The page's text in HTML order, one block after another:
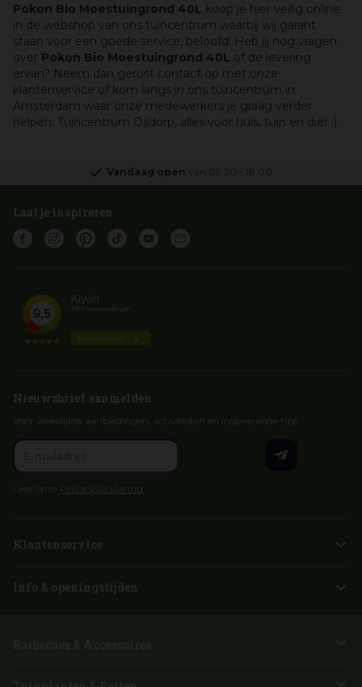
Pokon Bio Moestuingrond 40L koop je hier veilig online
in de webshop van ons tuincentrum waarbij wij garant
staan voor een goede service, beloofd! Heb jij nog vragen
over Pokon Bio Moestuingrond 40L of de levering
ervan? Neem dan gerust contact op met onze
klantenservice of kom langs in ons tuincentrum in
Amsterdam waar onze medewerkers je graag verder
helpen. Tuincentrum Osdorp, alles voor huis, tuin en dier :)
Vandaag open van 09:30 18:00
Laat je inspireren
Nieuwsbrief aanmelden
Voor wekelijkse aanbiedingen, activiteiten en inspirerende tips
Lees onze Privacyverklaring
Klantenservice
Info & openingstijden